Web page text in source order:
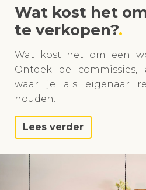
Wat kost het
te verkopen?
Wat kost het om een
Ontdek de
waar je als eigenaar
houden.
Lees verder